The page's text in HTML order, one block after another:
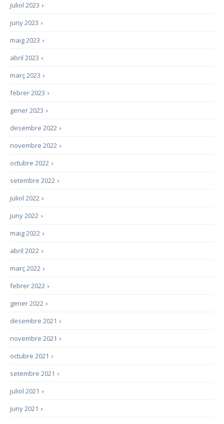
›
juliol 2023
›
juny 2023
›
maig 2023
›
abril 2023
›
març 2023
›
febrer 2023
›
gener 2023
›
desembre 2022
›
novembre 2022
›
octubre 2022
›
setembre 2022
›
juliol 2022
›
juny 2022
›
maig 2022
›
abril 2022
›
març 2022
›
febrer 2022
›
gener 2022
›
desembre 2021
›
novembre 2021
›
octubre 2021
›
setembre 2021
›
juliol 2021
›
juny 2021